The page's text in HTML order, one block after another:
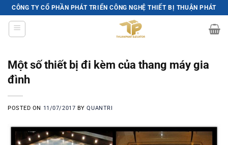
Skip
to
content
CÔNG TY CỔ PHẦN PHÁT TRIỂN CÔNG NGHỆ THIẾT BỊ THUẬN PHÁT
Một số thiết bị đi kèm của thang máy gia
đình
POSTED ON 11/07/2017 BYQUANTRI